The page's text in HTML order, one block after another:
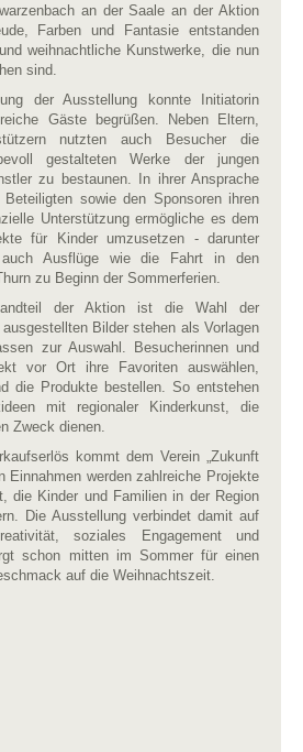
an der Saale an der Aktion
Farben und Fantasie entstanden
weihnachtliche Kunstwerke, die nun
sind.
der Ausstellung konnte Initiatorin
Gäste begrüßen. Neben Eltern,
nutzten auch Besucher die
gestalteten Werke der jungen
zu bestaunen. In ihrer Ansprache
sowie den Sponsoren ihren
Unterstützung ermögliche es dem
für Kinder umzusetzen - darunter
auch Ausflüge wie die Fahrt in den
zu Beginn der Sommerferien.
der Aktion ist die Wahl der
Bilder stehen als Vorlagen
zur Auswahl. Besucherinnen und
vor Ort ihre Favoriten auswählen,
die Produkte bestellen. So entstehen
mit regionaler Kinderkunst, die
Zweck dienen.
kommt dem Verein „Zukunft
Einnahmen werden zahlreiche Projekte
die Kinder und Familien in der Region
Die Ausstellung verbindet damit auf
soziales Engagement und
schon mitten im Sommer für einen
auf die Weihnachtszeit.